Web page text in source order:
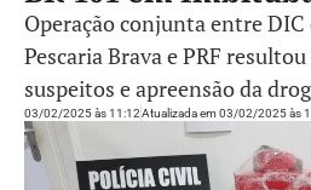
Operação conjunta entre DIC
Pescaria Brava e PRF
suspeitos e apreensão da
03/02/2025 às 11:12Atualizada em 03/02/2025 às